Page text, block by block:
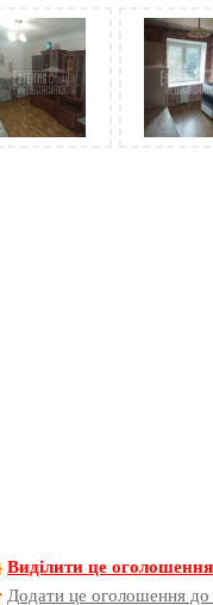
Виділити це оголошення
Додати це оголошення до